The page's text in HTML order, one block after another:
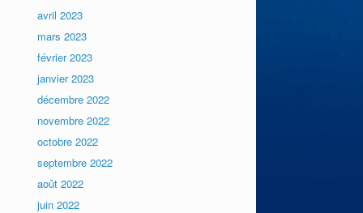
avril 2023
mars 2023
février 2023
janvier 2023
décembre 2022
novembre 2022
octobre 2022
septembre 2022
août 2022
juin 2022